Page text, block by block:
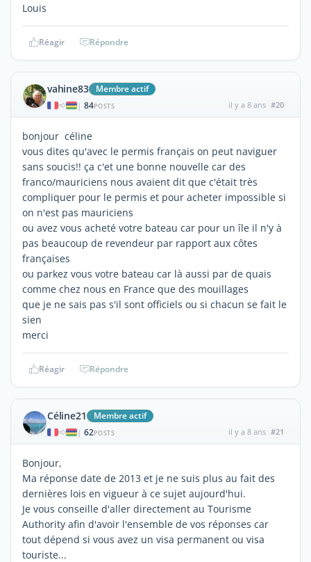
Louis
Réagir Répondre
vahine83 Membre actif
| 84POSTS il y a 8 ans #20
bonjour céline
vous dites qu'avec le permis français on peut naviguer
sans soucis!! ça c'et une bonne nouvelle car des
franco/mauriciens nous avaient dit que c'était très
compliquer pour le permis et pour acheter impossible si
on n'est pas mauriciens
ou avez vous acheté votre bateau car pour un île il n'y à
pas beaucoup de revendeur par rapport aux côtes
françaises
ou parkez vous votre bateau car là aussi par de quais
comme chez nous en France que des mouillages
que je ne sais pas s'il sont officiels ou si chacun se fait le
sien
merci
Réagir Répondre
Céline21 Membre actif
| 62POSTS il y a 8 ans #21
Bonjour,
Ma réponse date de 2013 et je ne suis plus au fait des
dernières lois en vigueur à ce sujet aujourd'hui.
Je vous conseille d'aller directement au Tourisme
Authority afin d'avoir l'ensemble de vos réponses car
tout dépend si vous avez un visa permanent ou visa
touriste...